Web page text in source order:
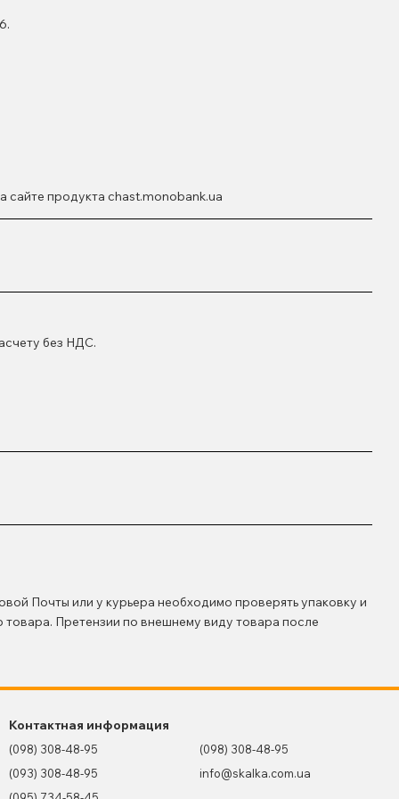
сайте продукта chast.monobank.ua
без НДС.
Почты или у курьера необходимо проверять упаковку и
Претензии по внешнему виду товара после
Контактная информация
(098) 308-48-95
(093) 308-48-95
(098) 308-48-95
info@skalka.com.ua